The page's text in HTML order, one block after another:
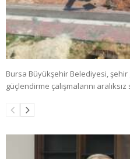
Bursa Büyükşehir Belediyesi, şehir
güçlendirme çalışmalarını